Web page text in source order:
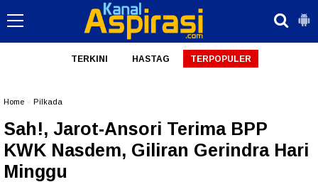
TERKINI HASTAG TERPOPULER
Home Pilkada
Sah!, Jarot-Ansori Terima BPP
KWK Nasdem, Giliran Gerindra Hari
Minggu